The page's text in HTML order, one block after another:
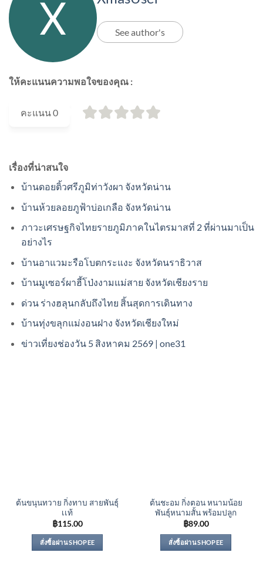
See author's
ให้คะแนนความพอใจของคุณ :
คะแนน0
เรื่องที่น่าสนใจ
บ้านดอยติ้วศรีภูมิท่าวังผา จังหวัดน่าน
บ้านห้วยลอยภูฟ้าบ่อเกลือ จังหวัดน่าน
ภาวะเศรษฐกิจไทยรายภูมิภาคในไตรมาสที่ 2 ที่ผ่านมาเป็น
อย่างไร
บ้านอาแวมะรือโบตกระแงะ จังหวัดนราธิวาส
บ้านมูเซอร์ผาฮี้โป่งงามแม่สาย จังหวัดเชียงราย
ด่วน ร่างฮลุนกลับถึงไทย สิ้นสุดการเดินทาง ​
บ้านทุ่งขลุกแม่งอนฝาง จังหวัดเชียงใหม่
ข่าวเที่ยงช่องวัน 5 สิงหาคม 2569 | one31
ต้นขนุนทวาย กิ่งทาบ สายพันธุ์
เเท้
฿115.00
สั่งซื้อผ่าน SHOPEE
ต้นชะอม กิ่งตอน หนามน้อย
พันธุ์หนามสั้น พร้อมปลูก
฿89.00
สั่งซื้อผ่าน SHOPEE